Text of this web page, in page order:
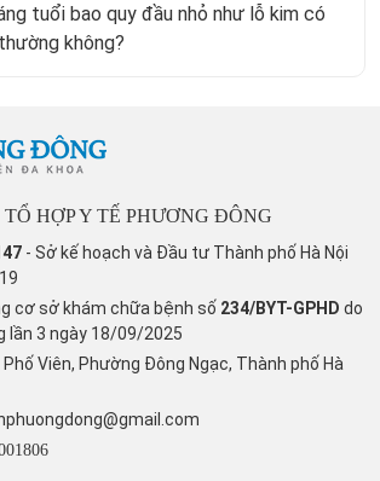
tuổi bao quy đầu nhỏ như lỗ kim có
không?
HỢP Y TẾ PHƯƠNG ĐÔNG
- Sở kế hoạch và Đầu tư Thành phố Hà Nội
cơ sở khám chữa bệnh số 234/BYT-GPHD do
lần 3 ngày 18/09/2025
Viên, Phường Đông Ngạc, Thành phố Hà